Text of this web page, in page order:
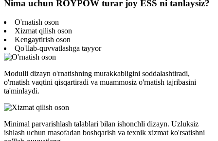
Nima uchun ROYPOW turar joy ESS ni tanlaysiz?
O'rnatish oson
Xizmat qilish oson
Kengaytirish oson
Qo'llab-quvvatlashga tayyor
Modulli dizayn o'rnatishning murakkabligini soddalashtiradi,
o'rnatish vaqtini qisqartiradi va muammosiz o'rnatish tajribasini
ta'minlaydi.
Minimal parvarishlash talablari bilan ishonchli dizayn. Uzluksiz
ishlash uchun masofadan boshqarish va texnik xizmat ko'rsatishni